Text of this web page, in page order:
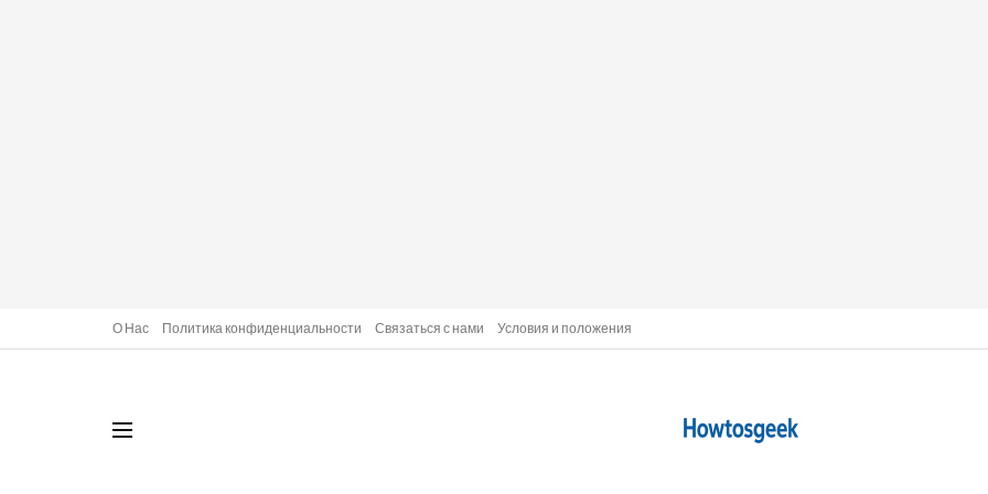
О Нас Политика конфиденциальности Связаться с нами Условия и положения